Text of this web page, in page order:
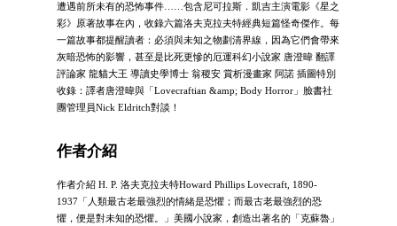
遭遇前所未有的恐怖事件……包含尼可拉斯．凱吉主演電影《星之
彩》原著故事在內，收錄六篇洛夫克拉夫特經典短篇怪奇傑作。每
一篇故事都提醒讀者：必須與未知之物劃清界線，因為它們會帶來
灰暗恐怖的影響，甚至是比死更慘的厄運科幻小說家 唐澄暐 翻譯
評論家 龍貓大王 導讀史學博士 翁稷安 賞析漫畫家 阿諾 插圖特別
收錄：譯者唐澄暐與「Lovecraftian &amp; Body Horror」臉書社
團管理員Nick Eldritch對談！
作者介紹
作者介紹 H. P. 洛夫克拉夫特Howard Phillips Lovecraft, 1890-
1937「人類最古老最強烈的情緒是恐懼；而最古老最強烈的恐
懼，便是對未知的恐懼。」美國小說家，創造出著名的「克蘇魯」